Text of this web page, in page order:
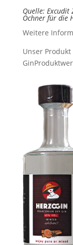
Quelle:
Ochner für die
Weitere
Unser
Gin